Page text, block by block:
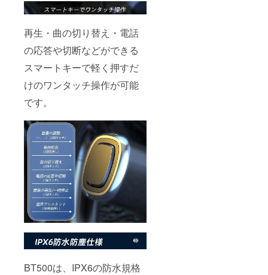
再生・曲の切り替え・電話
の応答や切断などができる
スマートキーで軽く押すだ
けのワンタッチ操作が可能
です。
BT500は、IPX6の防水規格